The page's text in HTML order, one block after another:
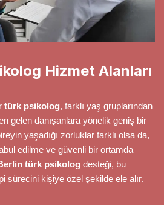
Hizmet Alanları
türk psikolog, farklı yaş gruplarından
gelen danışanlara yönelik geniş bir
yaşadığı zorluklar farklı olsa da,
edilme ve güvenli bir ortamda
türk psikolog desteği, bu
sürecini kişiye özel şekilde ele alır.